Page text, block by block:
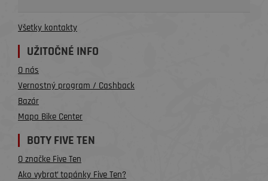
Všetky kontakty
UŽITOČNÉ INFO
O nás
Vernostný program / Cashback
Bazár
Mapa Bike Center
BOTY FIVE TEN
O značke Five Ten
Ako vybrať topánky Five Ten?